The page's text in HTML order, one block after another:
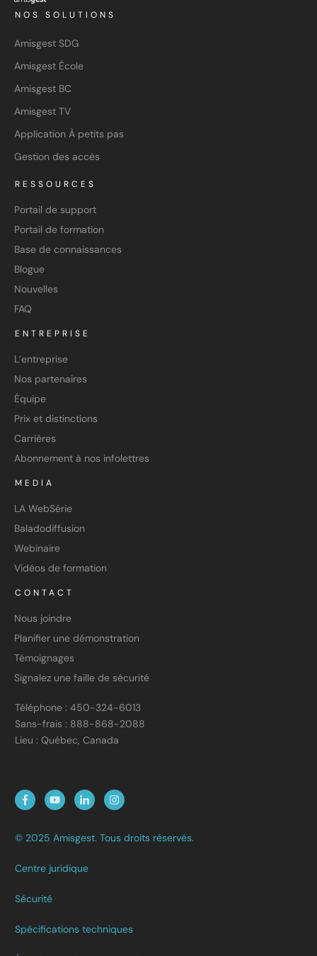
NOS SOLUTIONS
Amisgest SDG
Amisgest École
Amisgest BC
Amisgest TV
Application À petits pas
Gestion des accès
RESSOURCES
Portail de support
Portail de formation
Base de connaissances
Blogue
Nouvelles
FAQ
ENTREPRISE
L’entreprise
Nos partenaires
Équipe
Prix et distinctions
Carrières
Abonnement à nos infolettres
MEDIA
LA WebSérie
Baladodiffusion
Webinaire
Vidéos de formation
CONTACT
Nous joindre
Planifier une démonstration
Témoignages
Signalez une faille de sécurité
Téléphone : 450-324-6013
Sans-frais : 888-868-2088
Lieu : Québec, Canada
© 2025 Amisgest. Tous droits réservés.
Centre juridique
Sécurité
Spécifications techniques